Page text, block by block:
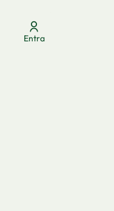
Choose language
Entra